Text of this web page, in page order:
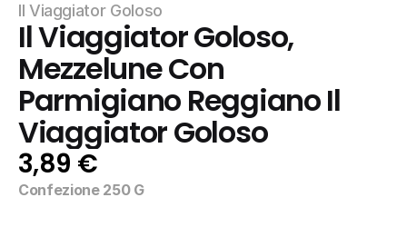
Il Viaggiator Goloso
Il Viaggiator Goloso,
Mezzelune Con
Parmigiano Reggiano Il
Viaggiator Goloso
3,89 €
Confezione 250 G